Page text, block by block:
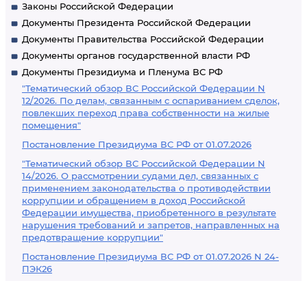
Законы Российской Федерации
Документы Президента Российской Федерации
Документы Правительства Российской Федерации
Документы органов государственной власти РФ
Документы Президиума и Пленума ВС РФ
"Тематический обзор ВС Российской Федерации N
12/2026. По делам, связанным с оспариванием сделок,
повлекших переход права собственности на жилые
помещения"
Постановление Президиума ВС РФ от 01.07.2026
"Тематический обзор ВС Российской Федерации N
14/2026. О рассмотрении судами дел, связанных с
применением законодательства о противодействии
коррупции и обращением в доход Российской
Федерации имущества, приобретенного в результате
нарушения требований и запретов, направленных на
предотвращение коррупции"
Постановление Президиума ВС РФ от 01.07.2026 N 24-
ПЭК26